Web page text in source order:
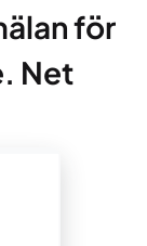
för
Net